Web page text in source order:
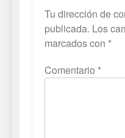
Tu dirección de
publicada. Los
marcados con *
Comentario *